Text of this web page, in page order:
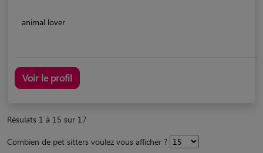
animal lover
Voir le profil
Résulats 1 à 15 sur 17
Combien de pet sitters voulez vous afficher ?